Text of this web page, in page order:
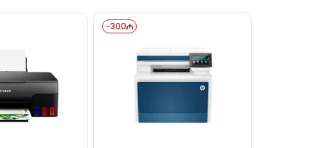
KREDİT şərtləri ilə əldə edə bilərsiniz.
vasitəsilə bizə yaza bilərsiniz.
xəttində cavablandırmağa hər zaman
göndərə bilərsiniz.
-300